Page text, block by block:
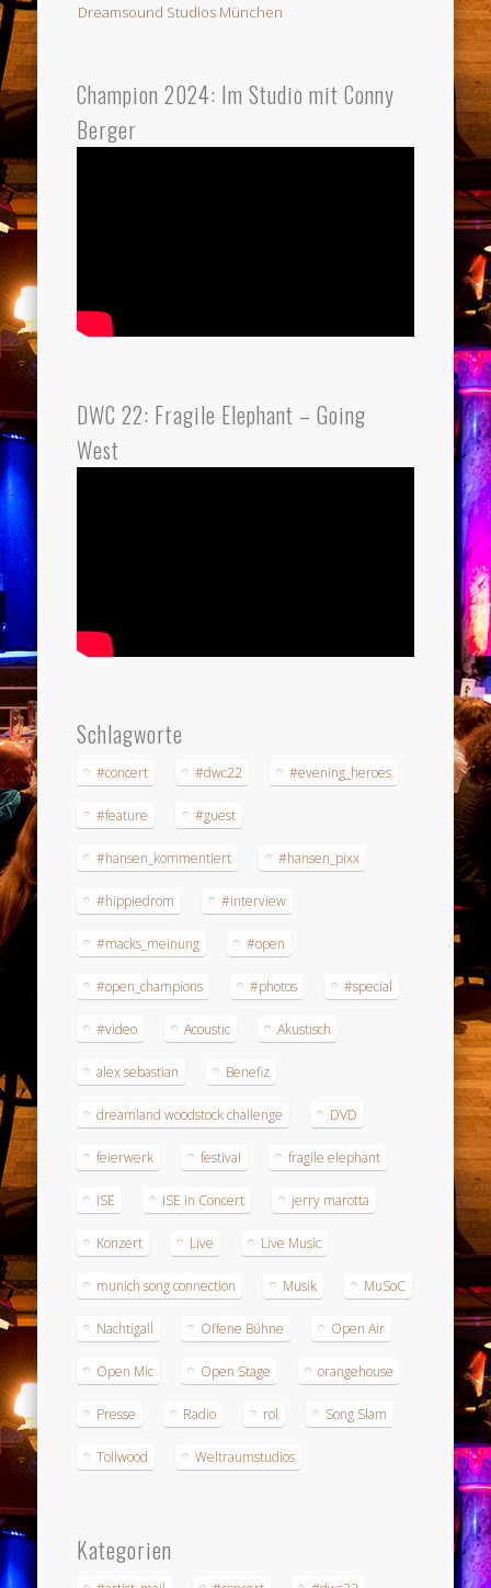
Dreamsound Studios München
Champion 2024: Im Studio mit Conny
Berger
DWC 22: Fragile Elephant – Going
West
Schlagworte
#concert #dwc22 #evening_heroes
#feature #guest
#hansen_kommentiert #hansen_pixx
#hippiedrom #interview
#macks_meinung #open
#open_champions #photos #special
#video Acoustic Akustisch
alex sebastian Benefiz
dreamland woodstock challenge DVD
feierwerk festival fragile elephant
ISE ISE in Concert jerry marotta
Konzert Live Live Music
munich song connection Musik MuSoC
Nachtigall Offene Bühne Open Air
Open Mic Open Stage orangehouse
Presse Radio rol Song Slam
Tollwood Weltraumstudios
Kategorien